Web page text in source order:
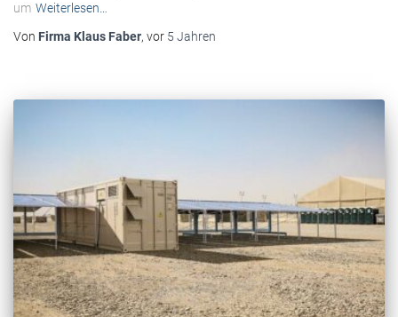
um Weiterlesen…
Von Firma Klaus Faber, vor 5 Jahren